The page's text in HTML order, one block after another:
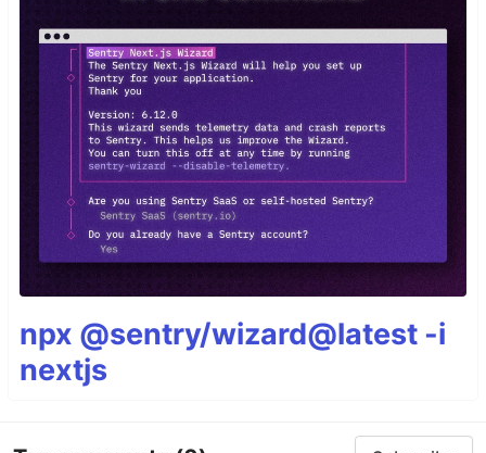
npx @sentry/wizard@latest -i
nextjs